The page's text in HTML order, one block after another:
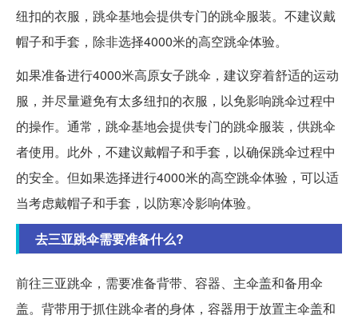
纽扣的衣服，跳伞基地会提供专门的跳伞服装。不建议戴
帽子和手套，除非选择4000米的高空跳伞体验。
如果准备进行4000米高原女子跳伞，建议穿着舒适的运动
服，并尽量避免有太多纽扣的衣服，以免影响跳伞过程中
的操作。通常，跳伞基地会提供专门的跳伞服装，供跳伞
者使用。此外，不建议戴帽子和手套，以确保跳伞过程中
的安全。但如果选择进行4000米的高空跳伞体验，可以适
当考虑戴帽子和手套，以防寒冷影响体验。
去三亚跳伞需要准备什么?
前往三亚跳伞，需要准备背带、容器、主伞盖和备用伞
盖。背带用于抓住跳伞者的身体，容器用于放置主伞盖和